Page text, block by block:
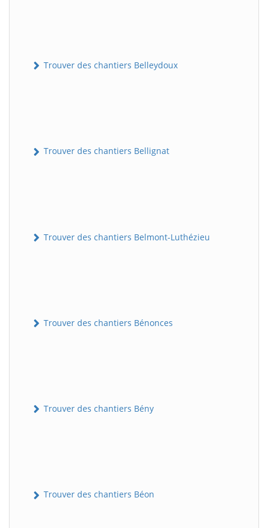
Trouver des chantiers Belleydoux
Trouver des chantiers Bellignat
Trouver des chantiers Belmont-Luthézieu
Trouver des chantiers Bénonces
Trouver des chantiers Bény
Trouver des chantiers Béon